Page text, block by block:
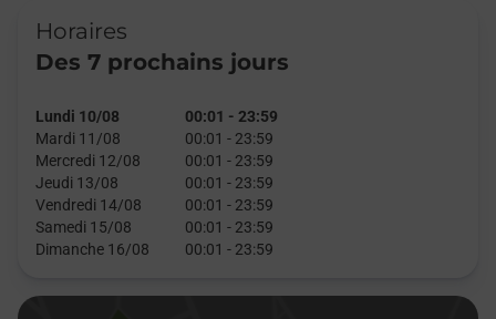
Horaires
Des 7 prochains jours
Lundi 10/08 00:01 - 23:59
Mardi 11/08
00:01 - 23:59
Mercredi 12/08
00:01 - 23:59
Jeudi 13/08
00:01 - 23:59
Vendredi 14/08
00:01 - 23:59
Samedi 15/08
00:01 - 23:59
Dimanche 16/08
00:01 - 23:59